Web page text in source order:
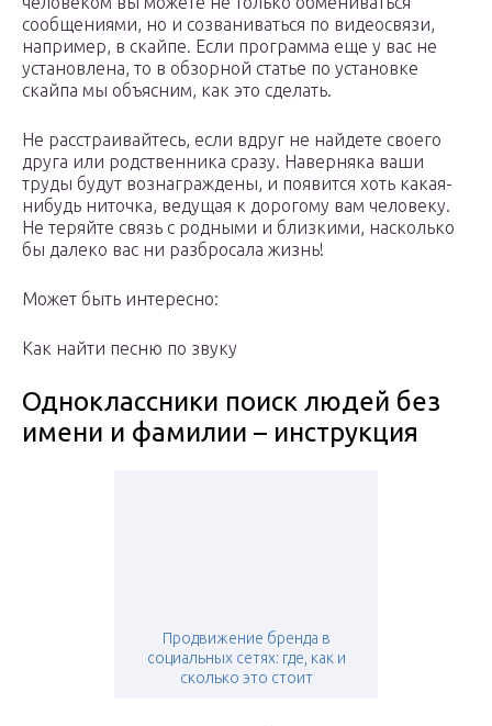
сообщениями, но и созваниваться по видеосвязи,
например, в скайпе. Если программа еще у вас не
установлена, то в обзорной статье по установке
скайпа мы объясним, как это сделать.
Не расстраивайтесь, если вдруг не найдете своего
друга или родственника сразу. Наверняка ваши
труды будут вознаграждены, и появится хоть какая-
нибудь ниточка, ведущая к дорогому вам человеку.
Не теряйте связь с родными и близкими, насколько
бы далеко вас ни разбросала жизнь!
Может быть интересно:
Как найти песню по звуку
Одноклассники поиск людей без
имени и фамилии – инструкция
Продвижение бренда в
социальных сетях: где, как и
сколько это стоит